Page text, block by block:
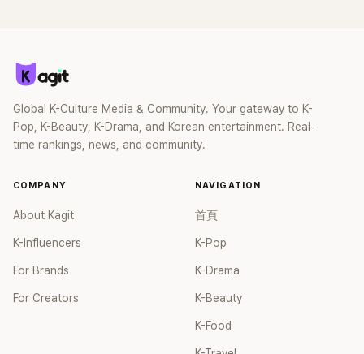
Global K-Culture Media & Community. Your gateway to K-
Pop, K-Beauty, K-Drama, and Korean entertainment. Real-
time rankings, news, and community.
COMPANY
About Kagit
K-Influencers
For Brands
For Creators
NAVIGATION
首頁
K-Pop
K-Drama
K-Beauty
K-Food